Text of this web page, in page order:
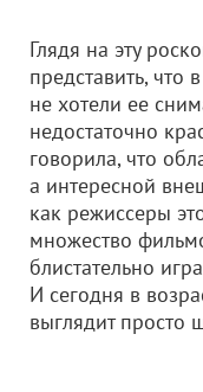
Глядя на эту
представить, что
не хотели ее
недостаточно
говорила, что
а интересной
как режиссеры
множество
блистательно
И сегодня в
выглядит просто